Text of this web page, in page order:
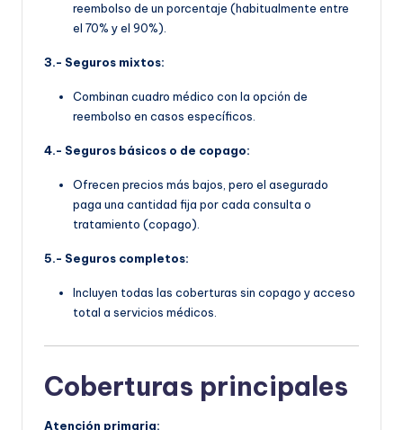
reembolso de un porcentaje (habitualmente entre
el 70% y el 90%).
3.- Seguros mixtos:
Combinan cuadro médico con la opción de
reembolso en casos específicos.
4.- Seguros básicos o de copago:
Ofrecen precios más bajos, pero el asegurado
paga una cantidad fija por cada consulta o
tratamiento (copago).
5.- Seguros completos:
Incluyen todas las coberturas sin copago y acceso
total a servicios médicos.
Coberturas principales
Atención primaria: